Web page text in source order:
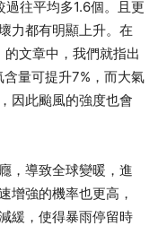
往平均多1.6個。且更
力都有明顯上升。在
的文章中，我們就指出
量可提升7%，而大氣
因此颱風的強度也會
，導致全球變暖，進
增強的機率也更高，
緩，使得暴雨停留時